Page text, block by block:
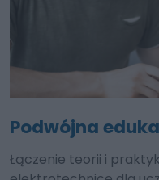
Podwójna
Łączenie teorii i